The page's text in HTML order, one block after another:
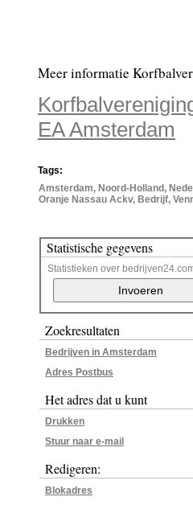
Meer informatie
EA Amsterdam
Tags:
Amsterdam, Noord-Holland,
Oranje Nassau Ackv, Bedrijf,
Statistische gegevens
Statistieken over
Zoekresultaten
Bedrijven in Amsterdam
Adres Postbus
Het adres dat u kunt
Drukken
Stuur naar e-mail
Redigeren:
Blokadres